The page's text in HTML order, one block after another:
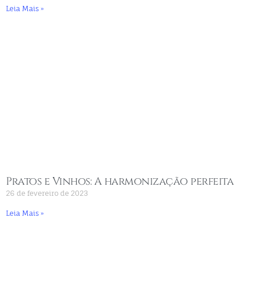
Leia Mais »
Pratos e Vinhos: A harmonização perfeita
26 de fevereiro de 2023
Leia Mais »